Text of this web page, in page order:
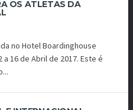
OS ATLETAS DA
no Hotel Boardinghouse
16 de Abril de 2017. Este é